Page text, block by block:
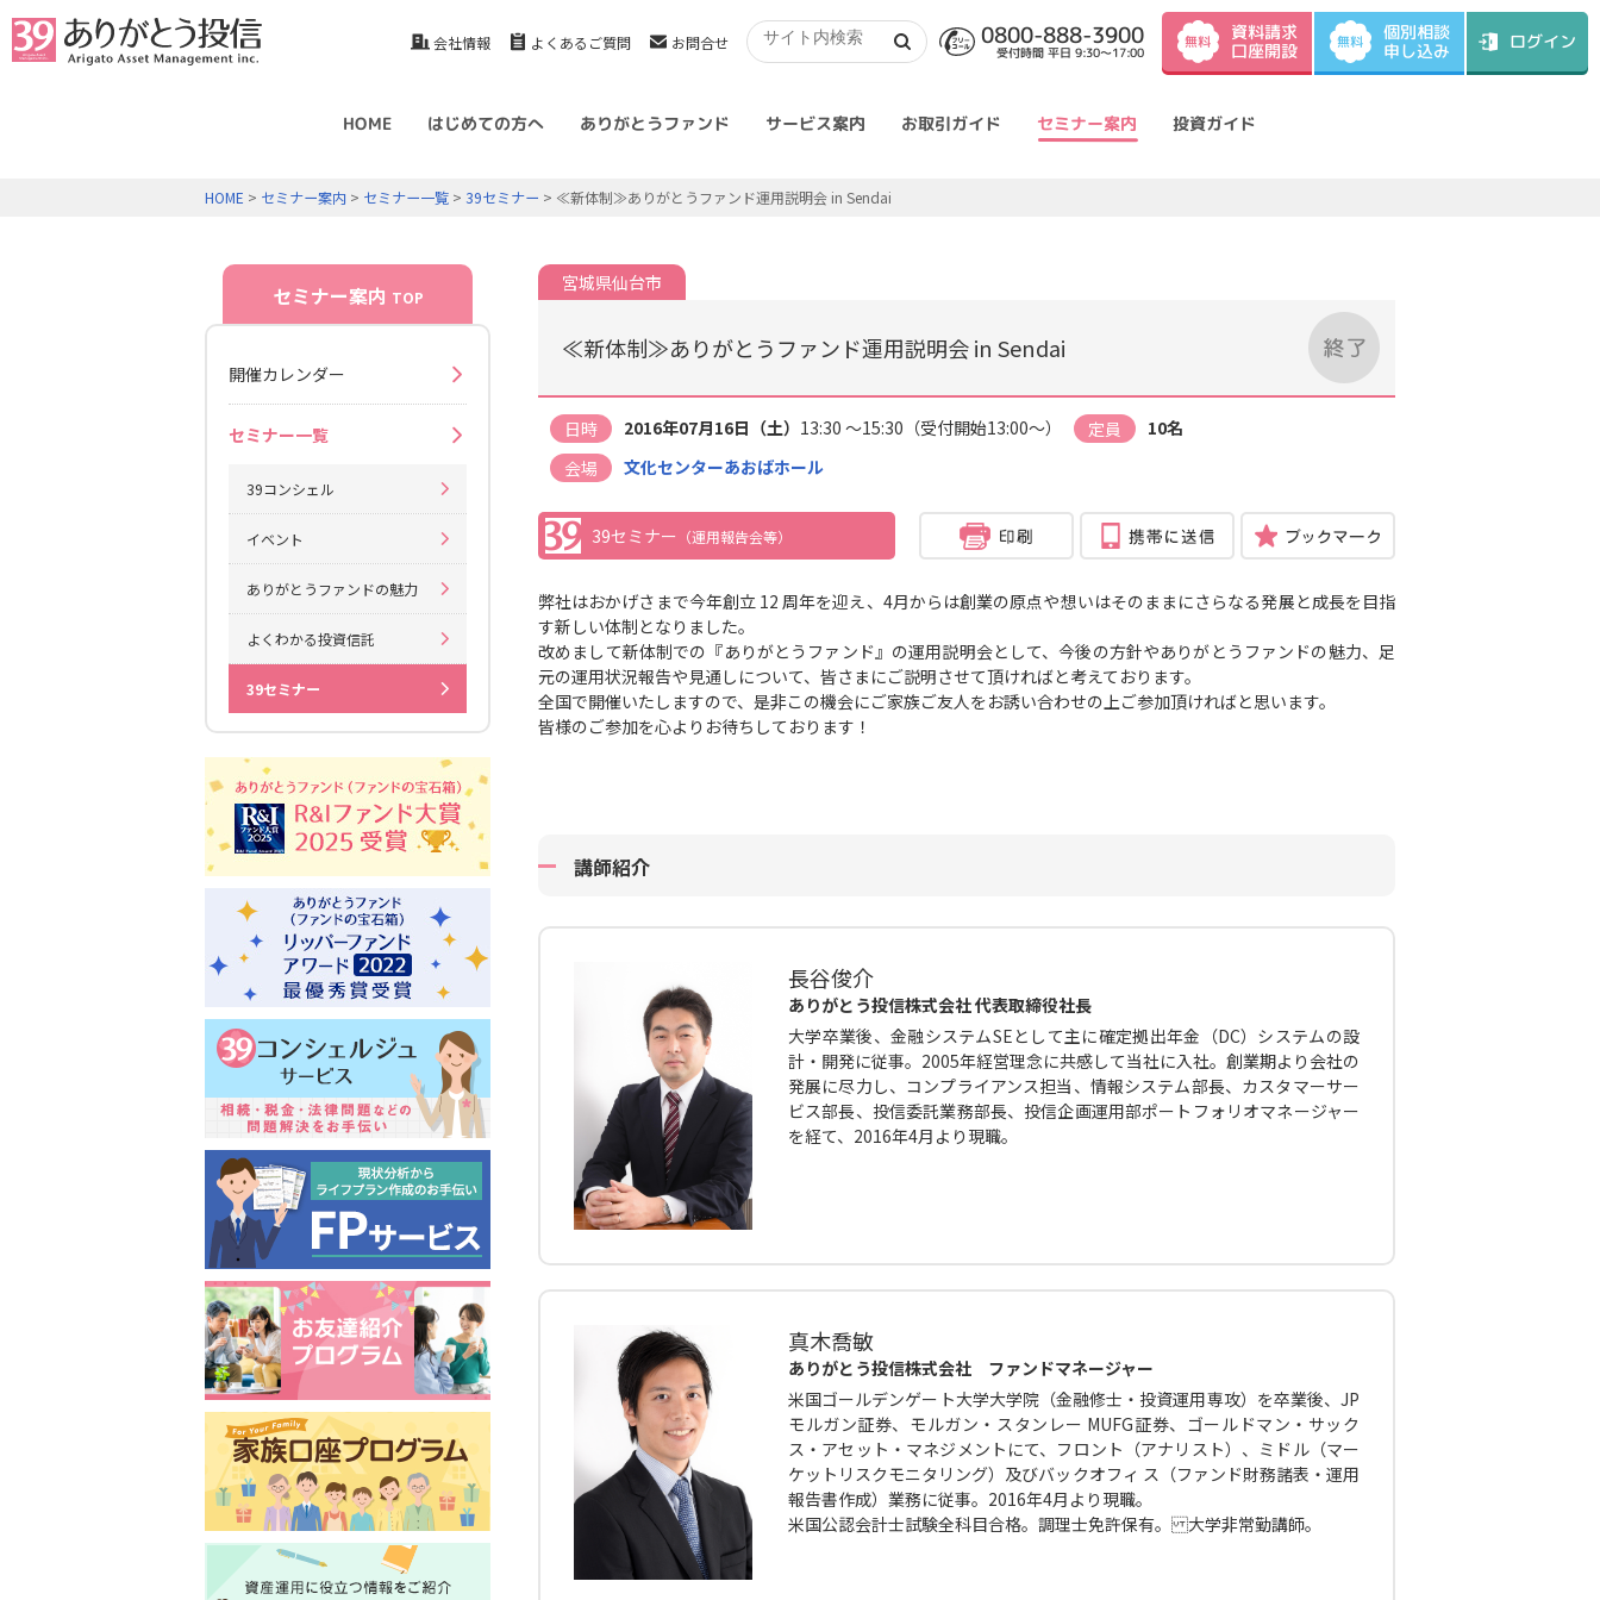
会社情報 よくあるご質問 お問合せ 0800-888-3900
受付時間 平日 9:30～17:00
無料 資料請求
口座開設 無料 個別相談
申し込み ログイン
HOME はじめての方へ ありがとうファンド サービス案内 お取引ガイド セミナー案内 投資ガイド
HOME > セミナー案内 > セミナー一覧 > 39セミナー > ≪新体制≫ありがとうファンド運用説明会 in Sendai
宮城県仙台市
≪新体制≫ありがとうファンド運用説明会 in Sendai
日時 2016年07月16日（土） 13:30 ～15:30（受付開始13:00～） 定員
10名
会場
文化センターあおばホール
39セミナー （運用報告会等）
弊社はおかげさまで今年創立 12 周年を迎え、4月からは創業の原点や想いはそのままにさらなる発展と成長を目指
す新しい体制となりました。
改めまして新体制での 『ありがとうファンド』の運用説明会として、今後の方針やありがとうファンドの魅力、足
元の運用状況報告や見通しについて、皆さまにご説明させて頂ければと考えております。
全国で開催いたしますので、 是非この機会にご家族ご友人をお誘い合わせの上ご参加頂ければと思います。
皆様のご参加を心よりお待ちしております！
講師紹介
長谷俊介
ありがとう投信株式会社 代表取締役社長
大学卒業後、金融システムSEとして主に確定拠出年金（DC）システムの設
計・開発に従事。2005年経営理念に共感して当社に入社。創業期より会社の
発展に尽力し、コンプライアンス担当、情報システム部長、カスタマーサー
ビス部長、投信委託業務部長、投信企画運用部ポートフォリオマネージャー
を経て、2016年4月より現職。
真木喬敏
ありがとう投信株式会社 ファンドマネージャー
米国ゴールデンゲート大学大学院（金融修士・投資運用専攻）を卒業後、JP
モルガン証券、モルガン・スタンレー MUFG証券、ゴールドマン・サック
ス・アセット・マネジメントにて、フロント（アナリスト）、ミドル（マー
ケットリスクモニタリング）及びバックオフィ ス（ファンド財務諸表・運用
報告書作成）業務に従事。2016年4月より現職。
米国公認会計士試験全科目合格。調理士免許保有。 大学非常勤講師。
セミナー案内 TOP
開催カレンダー
セミナー一覧
39コンシェル
イベント
ありがとうファンドの魅力
よくわかる投資信託
39セミナー